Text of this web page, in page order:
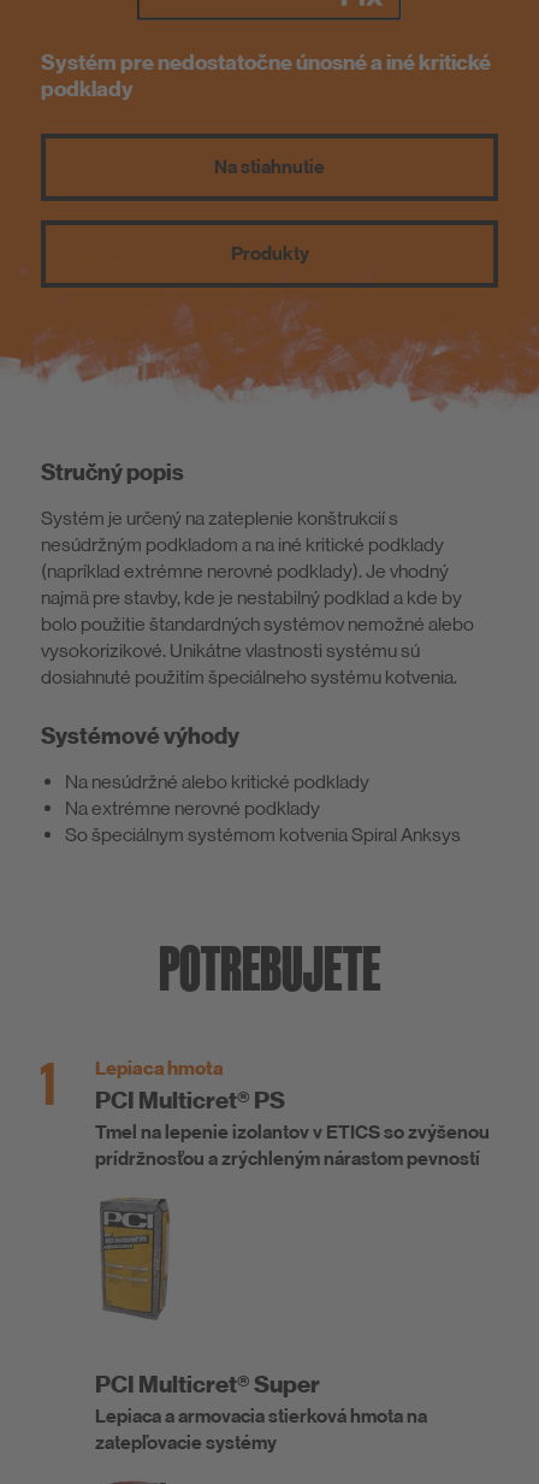
Systém pre nedostatočne únosné a iné kritické
podklady
Na stiahnutie
Produkty
Stručný popis
Systém je určený na zateplenie konštrukcií s
nesúdržným podkladom a na iné kritické podklady
(napríklad extrémne nerovné podklady). Je vhodný
najmä pre stavby, kde je nestabilný podklad a kde by
bolo použitie štandardných systémov nemožné alebo
vysokorizikové. Unikátne vlastnosti systému sú
dosiahnuté použitím špeciálneho systému kotvenia.
Systémové výhody
Na nesúdržné alebo kritické podklady
Na extrémne nerovné podklady
So špeciálnym systémom kotvenia Spiral Anksys
POTREBUJETE
1 Lepiaca hmota
PCI Multicret® PS
Tmel na lepenie izolantov v ETICS so zvýšenou
prídržnosťou a zrýchleným nárastom pevností
PCI Multicret® Super
Lepiaca a armovacia stierková hmota na
zatepľovacie systémy